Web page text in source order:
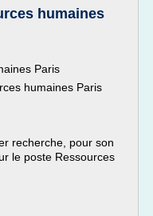
humaines
Paris
humaines Paris
recherche, pour son
le poste Ressources